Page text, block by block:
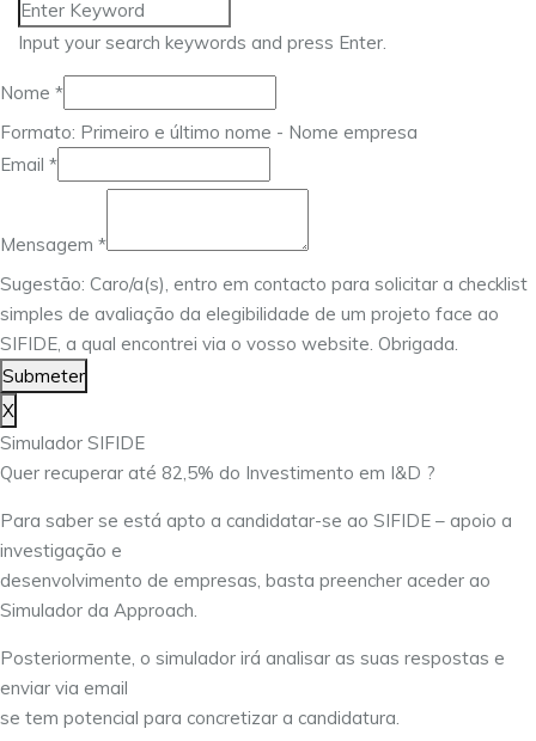
Input your search keywords and press Enter.
Nome *
Formato: Primeiro e último nome - Nome empresa
Nome
Email *
Mensagem *
Sugestão: Caro/a(s), entro em contacto para solicitar a checklist
simples de avaliação da elegibilidade de um projeto face ao
SIFIDE, a qual encontrei via o vosso website. Obrigada.
Submeter
X
Simulador SIFIDE
Quer recuperar até 82,5% do Investimento em I&D ?
Para saber se está apto a candidatar-se ao SIFIDE – apoio a
investigação e
desenvolvimento de empresas, basta preencher aceder ao
Simulador da Approach.
Posteriormente, o simulador irá analisar as suas respostas e
enviar via email
se tem potencial para concretizar a candidatura.